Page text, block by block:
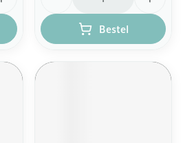
Bestel